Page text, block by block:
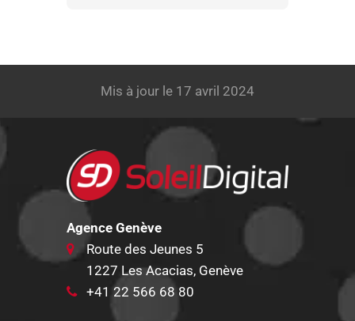
Mis à jour le 17 avril 2024
Agence Genève
Route des Jeunes 5
1227 Les Acacias, Genève
+41 22 566 68 80